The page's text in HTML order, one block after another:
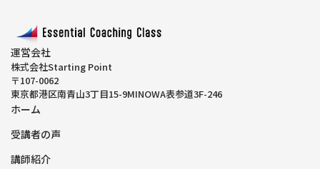
運営会社
株式会社Starting Point
〒107-0062
東京都港区南青山3丁目15-9MINOWA表参道3F-246
ホーム
受講者の声
講師紹介